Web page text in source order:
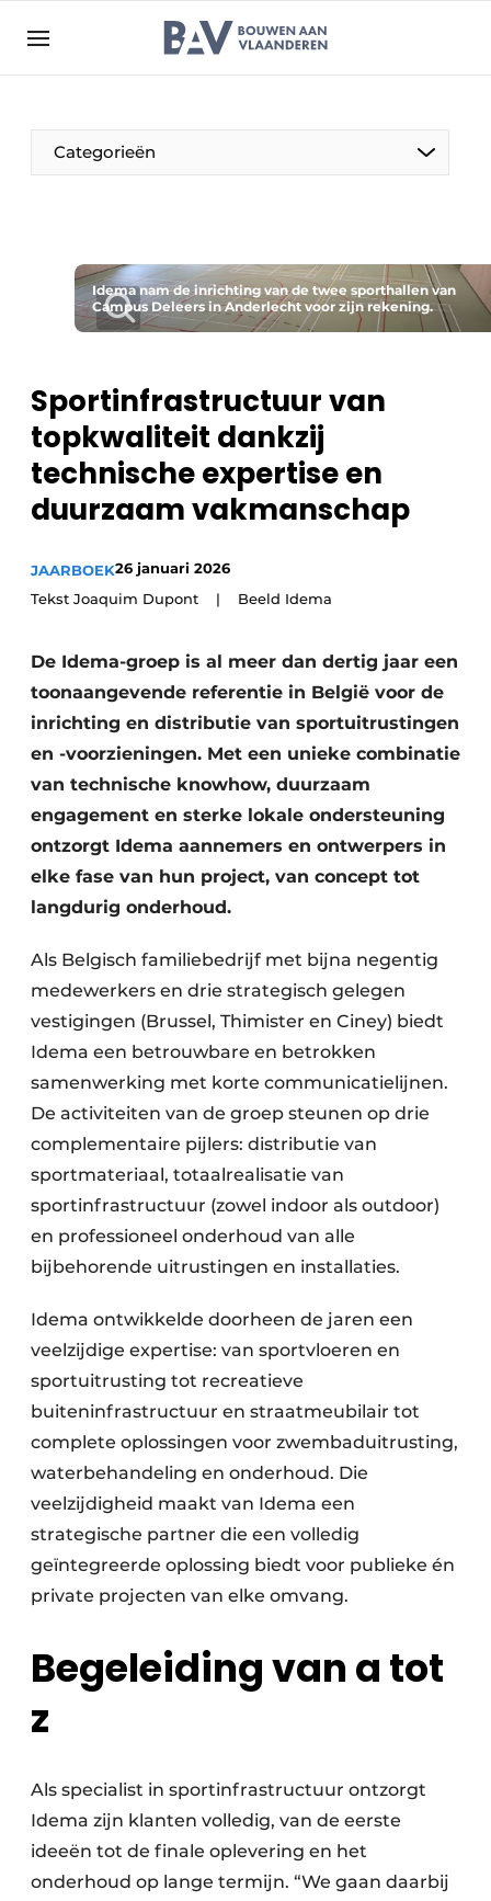
Bedrijven
Bouwen aan Vlaanderen | Platform voor de bouw
Evenement aanmelden
Jaarboek
Nieuwsbrief
Podcasts
Privacy / Cookie statement
Vacature aanmelden
Video’s
Bedrijven
Bedrijven
Contact
Categorieën
Beton & Staalbouw
BIM
Evenementen
Dak & Gevel
Houtbouw
HVAC
Keukens
Renovatie
Software
Toegangscontrole
Veiligheid & Opleiding
Zonwering
Idema nam de inrichting van de twee sporthallen van
Campus Deleers in Anderlecht voor zijn rekening.
Sportinfrastructuur van
topkwaliteit dankzij
technische expertise en
duurzaam vakmanschap
JAARBOEK26 januari 2026
Tekst Joaquim Dupont | Beeld Idema
De Idema-groep is al meer dan dertig jaar een
toonaangevende referentie in België voor de
inrichting en distributie van sportuitrustingen
en -voorzieningen. Met een unieke combinatie
van technische knowhow, duurzaam
engagement en sterke lokale ondersteuning
ontzorgt Idema aannemers en ontwerpers in
elke fase van hun project, van concept tot
langdurig onderhoud.
Als Belgisch familiebedrijf met bijna negentig
medewerkers en drie strategisch gelegen
vestigingen (Brussel, Thimister en Ciney) biedt
Idema een betrouwbare en betrokken
samenwerking met korte communicatielijnen.
De activiteiten van de groep steunen op drie
complementaire pijlers: distributie van
sportmateriaal, totaalrealisatie van
sportinfrastructuur (zowel indoor als outdoor)
en professioneel onderhoud van alle
bijbehorende uitrustingen en installaties.
Idema ontwikkelde doorheen de jaren een
veelzijdige expertise: van sportvloeren en
sportuitrusting tot recreatieve
buiteninfrastructuur en straatmeubilair tot
complete oplossingen voor zwembaduitrusting,
waterbehandeling en onderhoud. Die
veelzijdigheid maakt van Idema een
strategische partner die een volledig
geïntegreerde oplossing biedt voor publieke én
private projecten van elke omvang.
Begeleiding van a tot
z
Als specialist in sportinfrastructuur ontzorgt
Idema zijn klanten volledig, van de eerste
ideeën tot de finale oplevering en het
onderhoud op lange termijn. “We gaan daarbij